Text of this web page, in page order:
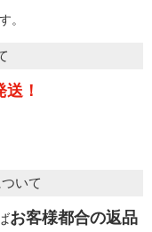
。
！
いて
お客様都合の返品